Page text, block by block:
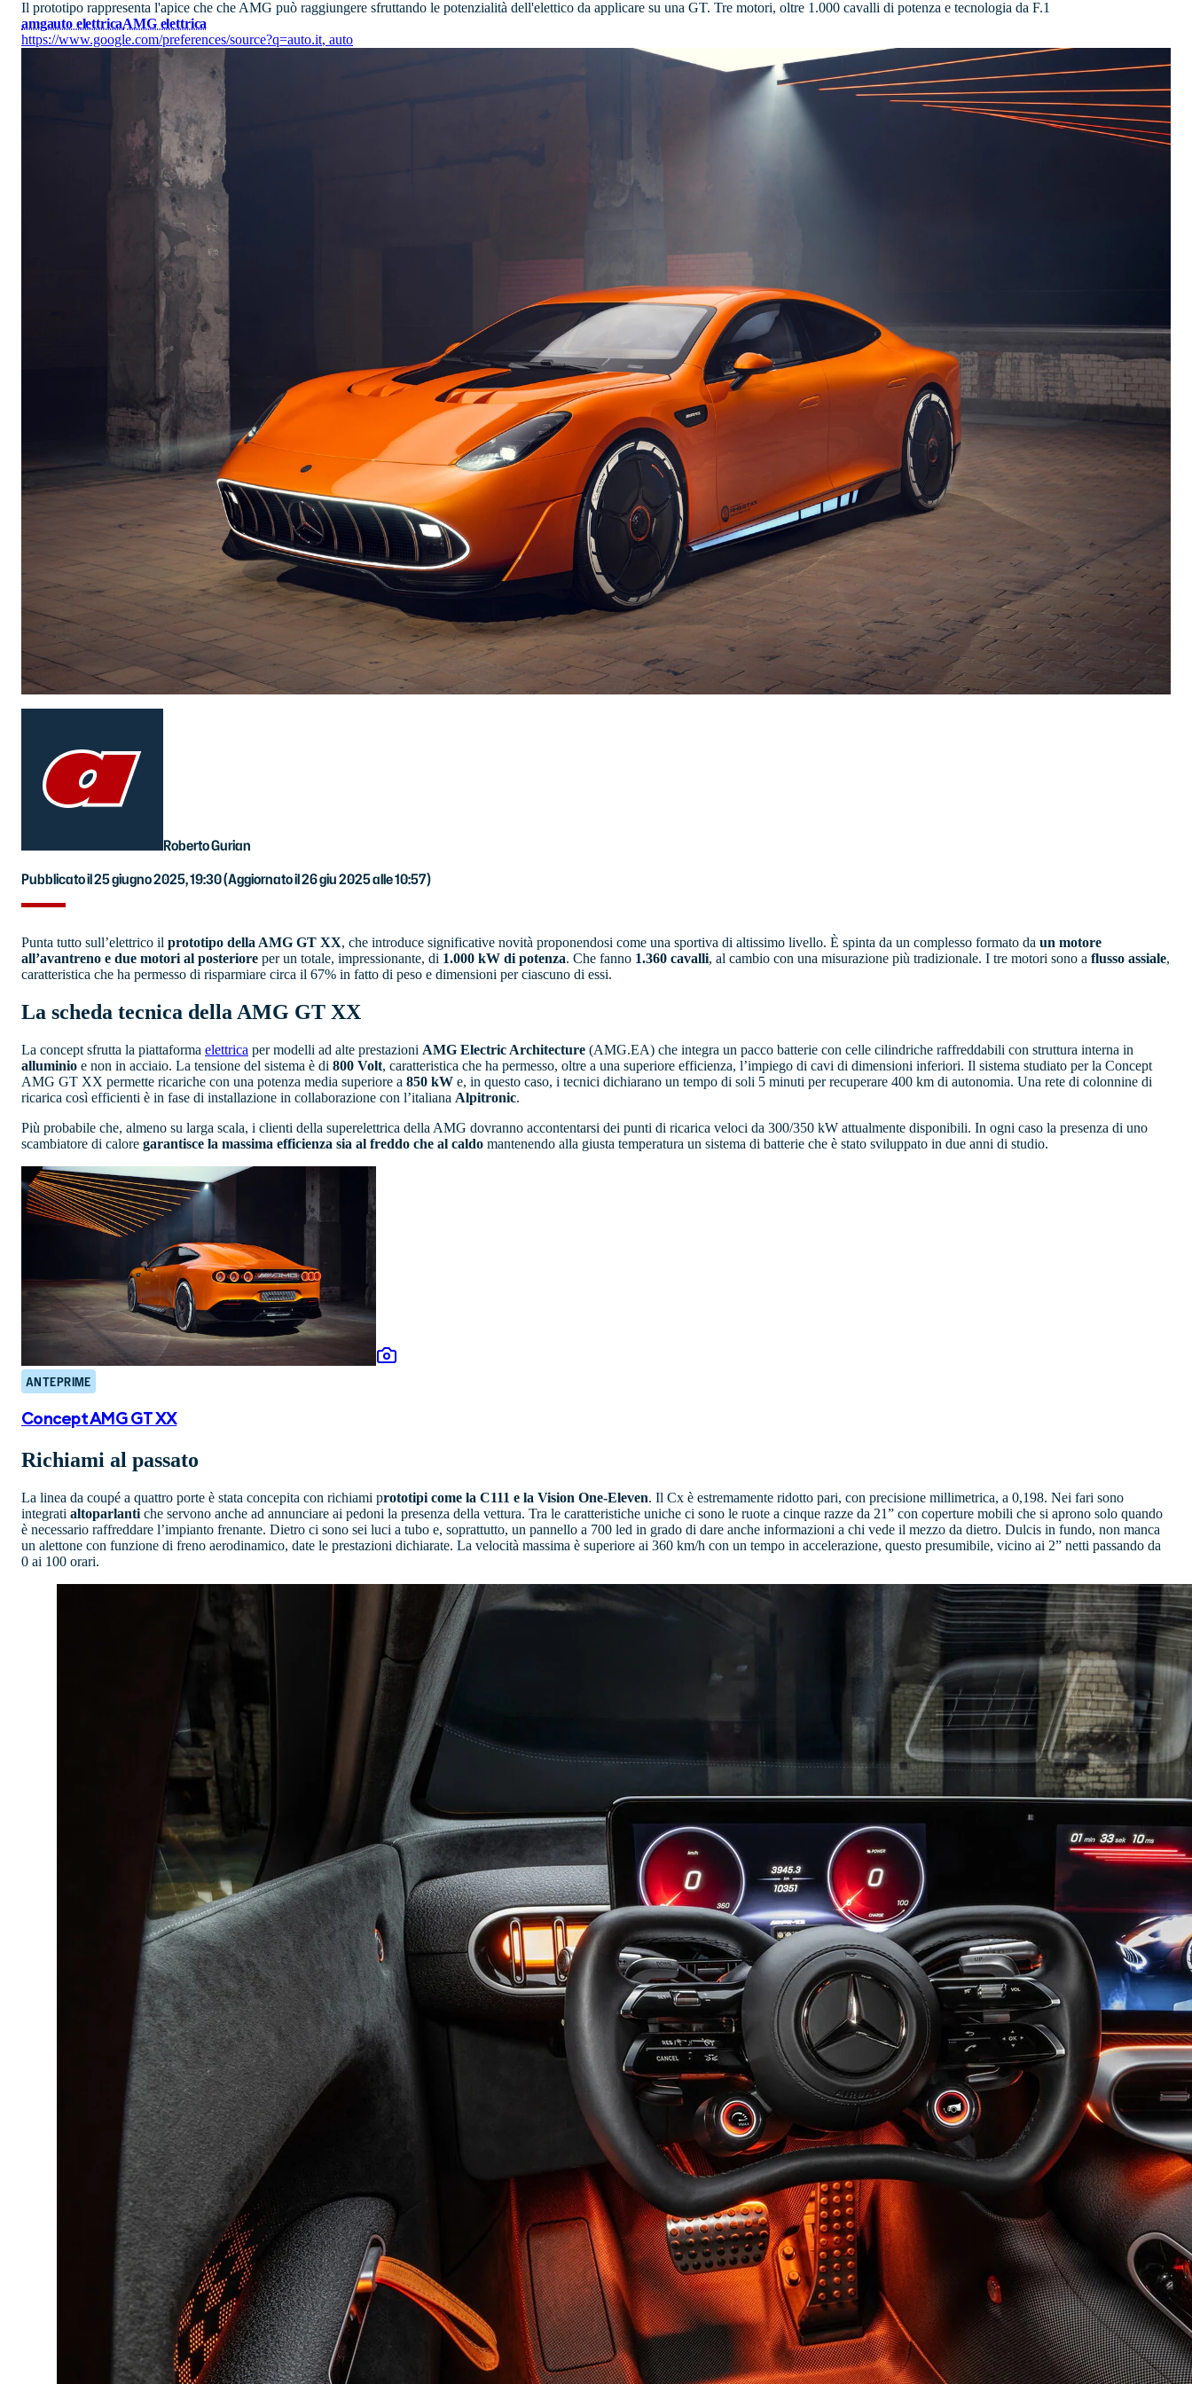
Il prototipo rappresenta l'apice che che AMG può raggiungere sfruttando le potenzialità dell'elettico da applicare su una GT. Tre motori, oltre 1.000 cavalli di potenza e tecnologia da F.1
amgauto elettricaAMG elettrica
https://www.google.com/preferences/source?q=auto.it, auto
Roberto Gurian
Pubblicato il 25 giugno 2025, 19:30(Aggiornato il 26 giu 2025 alle 10:57)
Punta tutto sull’elettrico il prototipo della AMG GT XX, che introduce significative novità proponendosi come una sportiva di altissimo livello. È spinta da un complesso formato da un motore
all’avantreno e due motori al posteriore per un totale, impressionante, di 1.000 kW di potenza. Che fanno 1.360 cavalli, al cambio con una misurazione più tradizionale. I tre motori sono a flusso assiale,
caratteristica che ha permesso di risparmiare circa il 67% in fatto di peso e dimensioni per ciascuno di essi.
La scheda tecnica della AMG GT XX
La concept sfrutta la piattaforma elettrica per modelli ad alte prestazioni AMG Electric Architecture (AMG.EA) che integra un pacco batterie con celle cilindriche raffreddabili con struttura interna in
alluminio e non in acciaio. La tensione del sistema è di 800 Volt, caratteristica che ha permesso, oltre a una superiore efficienza, l’impiego di cavi di dimensioni inferiori. Il sistema studiato per la Concept
AMG GT XX permette ricariche con una potenza media superiore a 850 kW e, in questo caso, i tecnici dichiarano un tempo di soli 5 minuti per recuperare 400 km di autonomia. Una rete di colonnine di
ricarica così efficienti è in fase di installazione in collaborazione con l’italiana Alpitronic.
Più probabile che, almeno su larga scala, i clienti della superelettrica della AMG dovranno accontentarsi dei punti di ricarica veloci da 300/350 kW attualmente disponibili. In ogni caso la presenza di uno
scambiatore di calore garantisce la massima efficienza sia al freddo che al caldo mantenendo alla giusta temperatura un sistema di batterie che è stato sviluppato in due anni di studio.
ANTEPRIME
Concept AMG GT XX
Richiami al passato
La linea da coupé a quattro porte è stata concepita con richiami prototipi come la C111 e la Vision One-Eleven. Il Cx è estremamente ridotto pari, con precisione millimetrica, a 0,198. Nei fari sono
integrati altoparlanti che servono anche ad annunciare ai pedoni la presenza della vettura. Tra le caratteristiche uniche ci sono le ruote a cinque razze da 21” con coperture mobili che si aprono solo quando
è necessario raffreddare l’impianto frenante. Dietro ci sono sei luci a tubo e, soprattutto, un pannello a 700 led in grado di dare anche informazioni a chi vede il mezzo da dietro. Dulcis in fundo, non manca
un alettone con funzione di freno aerodinamico, date le prestazioni dichiarate. La velocità massima è superiore ai 360 km/h con un tempo in accelerazione, questo presumibile, vicino ai 2” netti passando da
0 ai 100 orari.